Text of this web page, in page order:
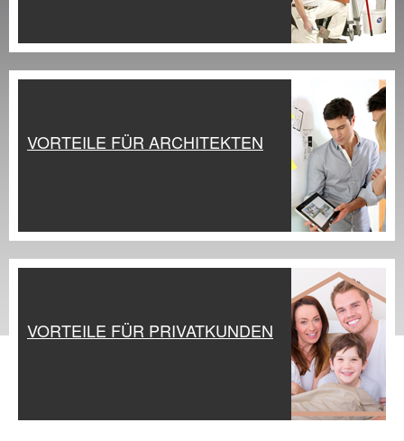
VORTEILE FÜR ARCHITEKTEN
VORTEILE FÜR PRIVATKUNDEN